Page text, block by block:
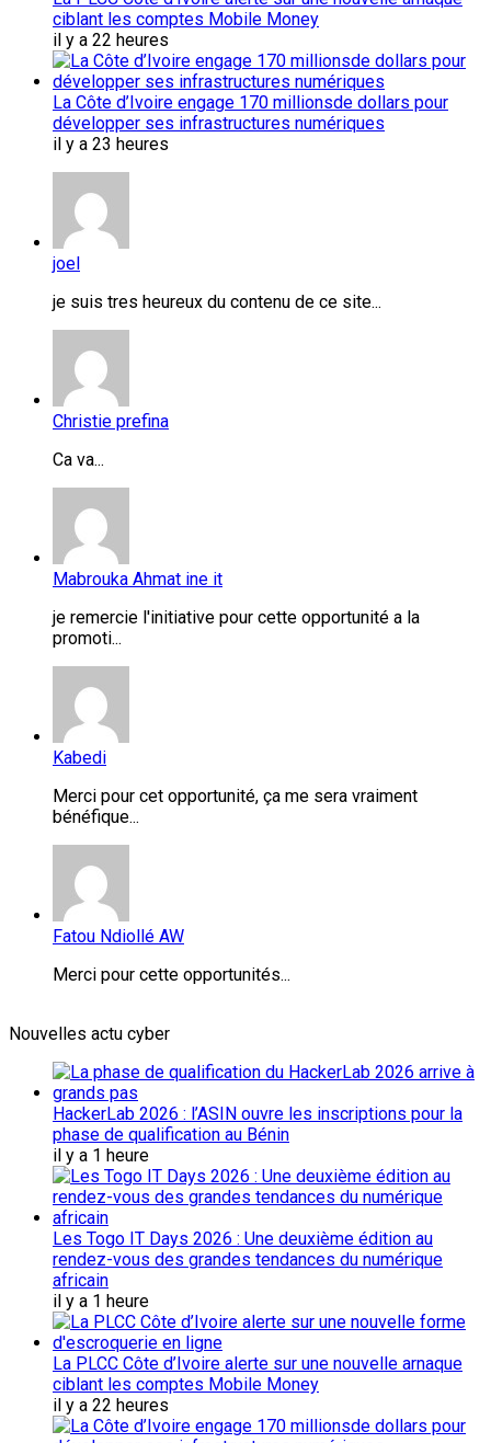
ciblant les comptes Mobile Money
il y a 22 heures
La Côte d’Ivoire engage 170 millionsde dollars pour
développer ses infrastructures numériques
il y a 23 heures
joel
je suis tres heureux du contenu de ce site...
Christie prefina
Ca va...
Mabrouka Ahmat ine it
je remercie l'initiative pour cette opportunité a la
promoti...
Kabedi
Merci pour cet opportunité, ça me sera vraiment
bénéfique...
Fatou Ndiollé AW
Merci pour cette opportunités...
Nouvelles actu cyber
HackerLab 2026 : l’ASIN ouvre les inscriptions pour la
phase de qualification au Bénin
il y a 1 heure
Les Togo IT Days 2026 : Une deuxième édition au
rendez-vous des grandes tendances du numérique
africain
il y a 1 heure
La PLCC Côte d’Ivoire alerte sur une nouvelle arnaque
ciblant les comptes Mobile Money
il y a 22 heures